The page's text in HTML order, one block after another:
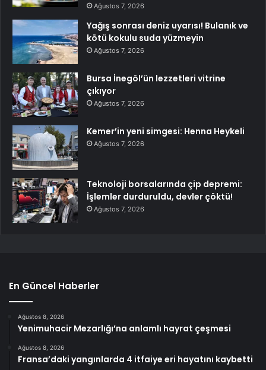
Ağustos 7, 2026
Yağış sonrası deniz uyarısı! Bulanık ve
kötü kokulu suda yüzmeyin
Ağustos 7, 2026
Bursa İnegöl’ün lezzetleri vitrine
çıkıyor
Ağustos 7, 2026
Kemer’in yeni simgesi: Henna Heykeli
Ağustos 7, 2026
Teknoloji borsalarında çip depremi:
İşlemler durduruldu, devler çöktü!
Ağustos 7, 2026
En Güncel Haberler
Ağustos 8, 2026
Yenimuhacir Mezarlığı’na anlamlı hayrat çeşmesi
Ağustos 8, 2026
Fransa’daki yangınlarda 4 itfaiye eri hayatını kaybetti